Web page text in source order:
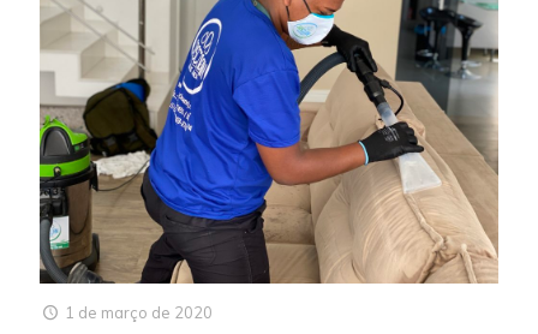
1 de março de 2020